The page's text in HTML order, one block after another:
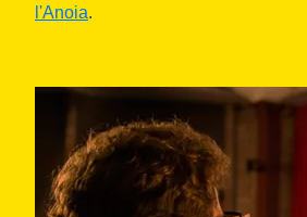
l'Anoia.